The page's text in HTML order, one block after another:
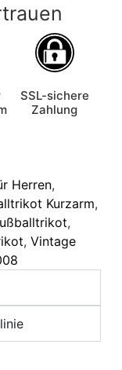
SSL-sichere
Zahlung
Herren,
Kurzarm,
,
, Vintage